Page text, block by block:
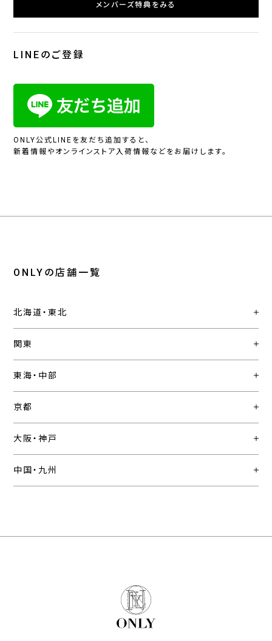
メンバーズ特典をみる
LINEのご登録
ONLY公式LINEを友だち追加すると、
新着情報やオンラインストア入荷情報などをお届けします。
ONLYの店舗一覧
北海道・東北
関東
東海・中部
京都
大阪・神戸
中国・九州